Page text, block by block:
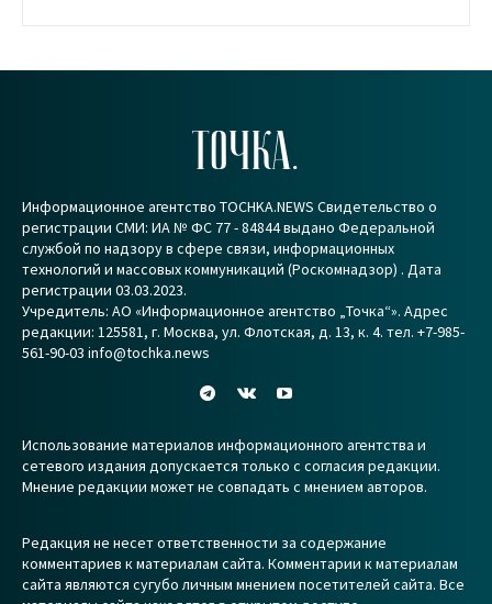
ТОЧКА.
Информационное агентство TOCHKA.NEWS Свидетельство о
регистрации СМИ: ИА № ФС 77 - 84844 выдано Федеральной
службой по надзору в сфере связи, информационных
технологий и массовых коммуникаций (Роскомнадзор) . Дата
регистрации 03.03.2023.
Учредитель: АО «Информационное агентство „Точка“». Адрес
редакции: 125581, г. Москва, ул. Флотская, д. 13, к. 4. тел. +7-985-
561-90-03 info@tochka.news
Использование материалов информационного агентства и
сетевого издания допускается только с согласия редакции.
Мнение редакции может не совпадать с мнением авторов.
Редакция не несет ответственности за содержание
комментариев к материалам сайта. Комментарии к материалам
сайта являются сугубо личным мнением посетителей сайта. Все